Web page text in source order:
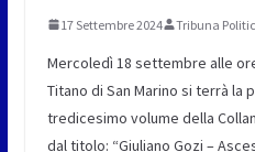
17 Settembre 2024 Tribuna
Mercoledì 18 settembre alle
Titano di San Marino si terrà la
tredicesimo volume della
dal titolo: “Giuliano Gozi –